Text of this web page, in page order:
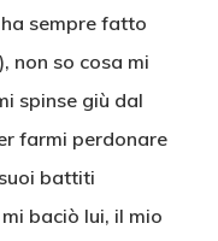
sempre fatto
non so cosa mi
spinse giù dal
farmi perdonare
battiti
baciò lui, il mio